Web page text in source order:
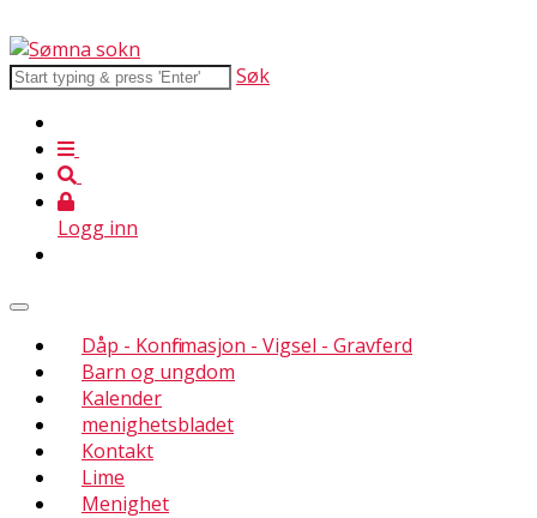
Søk
Logg inn
Dåp - Konfirmasjon - Vigsel - Gravferd
Barn og ungdom
Kalender
menighetsbladet
Kontakt
Lime
Menighet